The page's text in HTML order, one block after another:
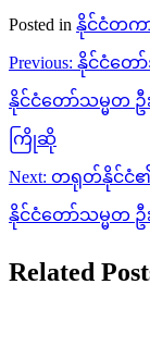
Posted in နိုင်ငံတက
Post
navigation
Previous: နိုင်ငံတေ
နိုင်ငံတော်သမ္မတ ဦ
ကြိုဆို
Next: တရုတ်နိုင်ငံ၏
နိုင်ငံတော်သမ္မတ
Related